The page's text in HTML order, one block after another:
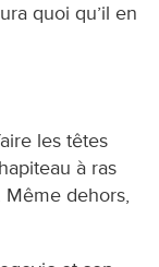
quoi qu’il en
les têtes
à ras
Même dehors,